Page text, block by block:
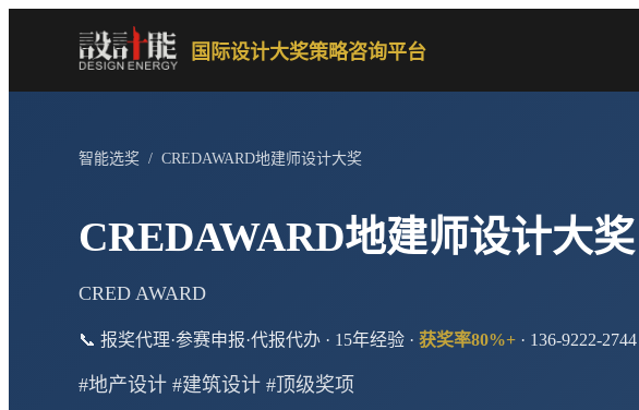
国际设计大奖策略咨询平台
智能选奖 / CREDAWARD地建师设计大奖
CREDAWARD地建师设计大奖
CRED AWARD
📞 报奖代理·参赛申报·代报代办 · 15年经验 · 获奖率80%+ · 136-9222-2744
#地产设计 #建筑设计 #顶级奖项